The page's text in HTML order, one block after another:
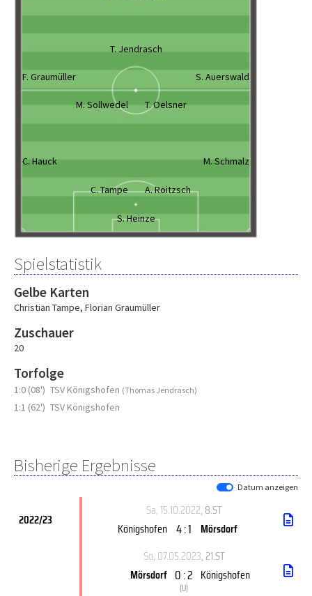
T. Jendrasch
F. Graumüller S. Auerswald
M. Sollwedel T. Oelsner
C. Hauck M. Schmalz
C. Tampe A. Roitzsch
S. Heinze
Spielstatistik
Gelbe Karten
Christian Tampe, Florian Graumüller
Zuschauer
20
Torfolge
1:0 (08') TSV Königshofen (Thomas Jendrasch)
1:1 (62') TSV Königshofen
Bisherige Ergebnisse
Datum anzeigen
2022/23
Sa, 15.10.2022, 8.ST
Königshofen 4 : 1 Mörsdorf
So, 07.05.2023, 21.ST
Mörsdorf 0 : 2
(U)
Königshofen